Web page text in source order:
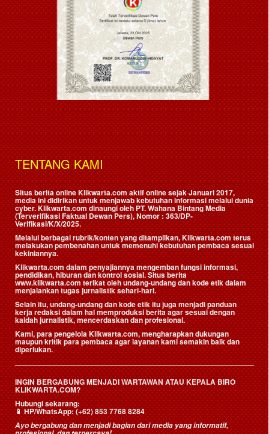
TENTANG KAMI
Situs berita online Klikwarta.com aktif online sejak Januari 2017,
media ini didirikan untuk menjawab kebutuhan informasi melalui dunia
cyber. Klikwarta.com dinaungi oleh PT. Wahana Bintang Media
(Terverifikasi Faktual Dewan Pers), Nomor : 363/DP-
Verifikasi/K/X/2025.
Melalui berbagai rubrik/konten yang ditampilkan, Klikwarta.com terus
melakukan pembenahan untuk memenuhi kebutuhan pembaca sesuai
kekiniannya.
Klikwarta.com dalam penyajiannya mengemban fungsi informasi,
pendidikan, hiburan dan kontrol sosial. Situs berita
www.klikwarta.com terikat oleh undang-undang dan kode etik dalam
menjalankan tugas jurnalistik sehari-hari.
Selain itu, undang-undang dan kode etik itu juga menjadi panduan
kerja redaksi dalam hal memproduksi berita agar sesuai dengan
kaidah jurnalistik, mencerdaskan dan profesional.
Kami, para pengelola Klikwarta.com, mengharapkan dukungan
maupun kritik para pembaca agar layanan kami semakin baik dan
diperlukan.
INGIN BERGABUNG MENJADI WARTAWAN ATAU KEPALA BIRO
KLIKWARTA.COM?
Hubungi sekarang:
📱HP/WhatsApp:(+62) 853 7768 8284
Ayo bergabung dan menjadi bagian dari media yang informatif,